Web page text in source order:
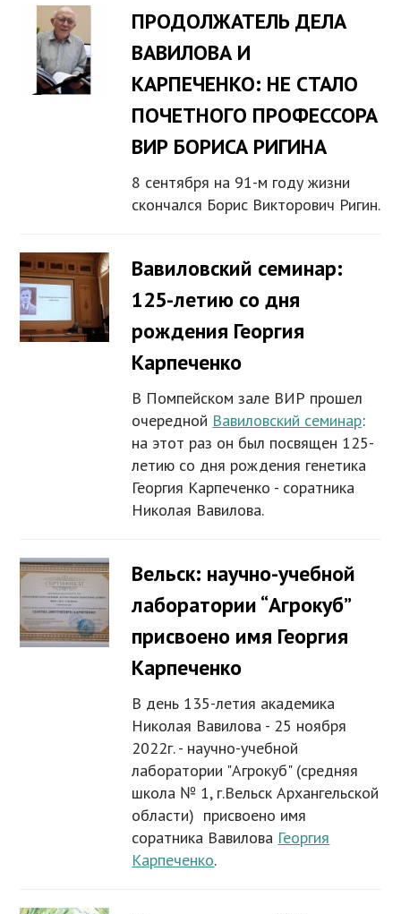
ПРОДОЛЖАТЕЛЬ ДЕЛА
ВАВИЛОВА И
КАРПЕЧЕНКО: НЕ СТАЛО
ПОЧЕТНОГО ПРОФЕССОРА
ВИР БОРИСА РИГИНА
8 сентября на 91-м году жизни
скончался Борис Викторович Ригин.
Вавиловский семинар:
125-летию со дня
рождения Георгия
Карпеченко
В Помпейском зале ВИР прошел
очередной Вавиловский семинар:
на этот раз он был посвящен 125-
летию со дня рождения генетика
Георгия Карпеченко - соратника
Николая Вавилова.
Вельск: научно-учебной
лаборатории “Агрокуб”
присвоено имя Георгия
Карпеченко
В день 135-летия академика
Николая Вавилова - 25 ноября
2022г. - научно-учебной
лаборатории "Агрокуб" (средняя
школа № 1, г.Вельск Архангельской
области) присвоено имя
соратника Вавилова Георгия
Карпеченко.